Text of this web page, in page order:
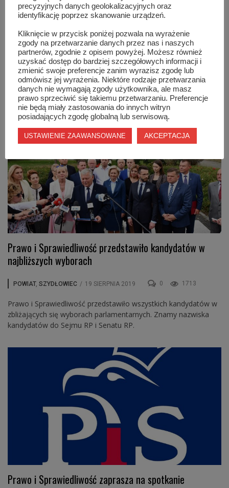
Konferencja prasowa
SZYDŁOWIEC / 1 PAŹDZIERNIKA 2019 0 2694
1 października na szydłowieckim Rynku odbyła się krótka
konferencja prasowa w której udział wzięli: Jarosław
Gowin wiceprezes Rady Ministrów i minister nauki i szkolnictwa
wyższego oraz kandydat PiS w okręgu radomskim Jan Strzeżek.
Prawo i Sprawiedliwość przedstawiło kandydatów w
najbliższych wyborach
POWIAT, SZYDŁOWIEC / 19 SIERPNIA 2019 0 1713
Prawo i Sprawiedliwość przedstawiło wszystkich kandydatów w
zbliżających się wyborach parlamentarnych. Znamy nazwiska
kandydatów do Sejmu RP i Senatu RP.
Prawo i Sprawiedliwość zaprasza na spotkanie
precyzyjnych danych geolokalizacyjnych oraz
identyfikację poprzez skanowanie urządzeń.
Kliknięcie w przycisk poniżej pozwala na wyrażenie
zgody na przetwarzanie danych przez nas i naszych
partnerów, zgodnie z opisem powyżej. Możesz również
uzyskać dostęp do bardziej szczegółowych informacji i
zmienić swoje preferencje zanim wyrazisz zgodę lub
odmówisz jej wyrażenia. Niektóre rodzaje przetwarzania
danych nie wymagają zgody użytkownika, ale masz
prawo sprzeciwić się takiemu przetwarzaniu. Preferencje
nie będą miały zastosowania do innych witryn
posiadających zgodę globalną lub serwisową.
USTAWIENIE ZAAWANSOWANE AKCEPTACJA